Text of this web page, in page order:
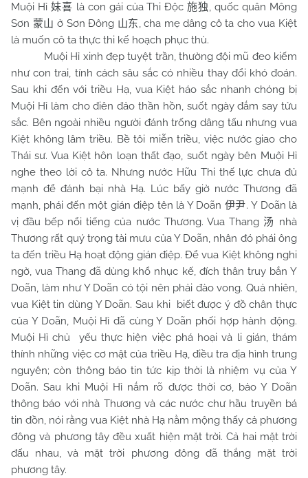
Muội Hỉ 妹喜 là con gái của Thi Độc施独, quốc quân Mông
Sơn 蒙山 ở Sơn Đông 山东, cha mẹ dâng cô ta cho vua Kiệt
là muốn cô ta thực thi kế hoạch phục thù.
Muội Hỉ xinh đẹp tuyệt trần, thường đội mũ đeo kiếm
như con trai, tính cách sâu sắc có nhiều thay đổi khó đoán.
Sau khi đến với triều Hạ, vua Kiệt háo sắc nhanh chóng bị
Muội Hỉ làm cho điên đảo thần hồn, suốt ngày đắm say tửu
sắc. Bên ngoài nhiều người đánh trống dâng tấu nhưng vua
Kiệt không lâm triều. Bề tôi miễn triều, việc nước giao cho
Thái sư. Vua Kiệt hôn loạn thất đạo, suốt ngày bên Muội Hỉ
nghe theo lời cô ta. Nhưng nước Hữu Thi thế lực chưa đủ
mạnh để đánh bại nhà Hạ. Lúc bấy giờ nước Thương đã
mạnh, phái đến một gián điệp tên là Y Doãn 伊尹. Y Doãn là
vị đầu bếp nổi tiếng của nước Thương. Vua Thang 汤
nhà
Thương rất quý trọng tài mưu của Y Doãn, nhân đó phái ông
ta đến triều Hạ hoạt động gián điệp. Để vua Kiệt không nghi
ngờ, vua Thang đã dùng khổ nhục kế, đích thân truy bắn Y
Doãn, làm như Y Doãn có tội nên phải đào vong. Quả nhiên,
vua Kiệt tin dùng Y Doãn. Sau khi biết được ý đồ chân thực
của Y Doãn, Muội Hỉ đã cùng Y Doãn phối hợp hành động.
Muội Hỉ chủ yếu thực hiện việc phá hoại và li gián, thám
thính những việc cơ mật của triều Hạ, điều tra địa hình trung
nguyên; còn thông báo tin tức kịp thời là nhiệm vụ của Y
Doãn. Sau khi Muội Hỉ nắm rõ được thời cơ, bảo Y Doãn
thông báo với nhà Thương và các nước chư hầu truyền bá
tin đồn, nói rằng vua Kiệt nhà Hạ nằm mộng thấy cả phương
đông và phương tây đều xuất hiện mặt trời. Cả hai mặt trời
đấu nhau, và mặt trời phương đông đã thắng mặt trời
phương tây.